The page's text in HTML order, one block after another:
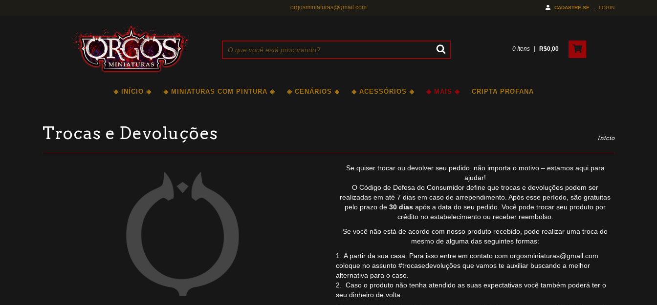
orgosminiaturas@gmail.com CADASTRE-SE - LOGIN
0Itens | R$0,00
◈ INÍCIO ◈ ◈ MINIATURAS COM PINTURA ◈ ◈ CENÁRIOS ◈ ◈ ACESSÓRIOS ◈ ◈ MAIS ◈ CRIPTA PROFANA
Trocas e Devoluções Início
Se quiser trocar ou devolver seu pedido, não importa o motivo – estamos aqui para
ajudar!
O Código de Defesa do Consumidor define que trocas e devoluções podem ser
realizadas em até 7 dias em caso de arrependimento. Após esse período, são gratuitas
pelo prazo de 30 dias após a data do seu pedido. Você pode trocar seu produto por
crédito no estabelecimento ou receber reembolso.
Se você não está de acordo com nosso produto recebido, pode realizar uma troca do
mesmo de alguma das seguintes formas:
A partir da sua casa. Para isso entre em contato com orgosminiaturas@gmail.com
coloque no assunto #trocasedevoluções que vamos te auxiliar buscando a melhor
alternativa para o caso.
Caso o produto não tenha atendido as suas expectativas você também poderá ter o
seu dinheiro de volta.